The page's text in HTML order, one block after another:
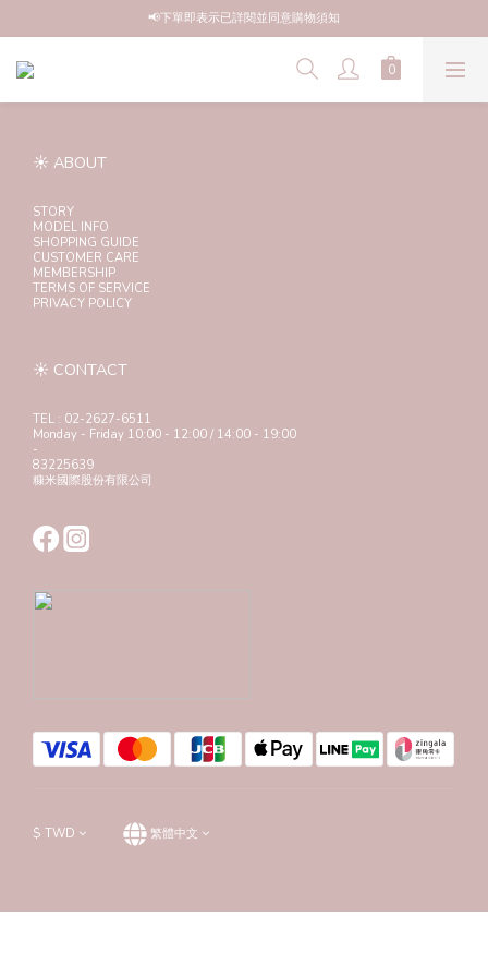
💗訊息將依序回覆，請勿重複私訊，以免影響處理順序💗
📢下單即表示已詳閱並同意購物須知
💗訊息將依序回覆，請勿重複私訊，以免影響處理順序💗
☀ ABOUT
STORY
MODEL INFO
SHOPPING GUIDE
CUSTOMER CARE
MEMBERSHIP
TERMS OF SERVICE
PRIVACY POLICY
☀ CONTACT
TEL : 02-2627-6511
Monday - Friday 10:00 - 12:00 / 14:00 - 19:00
-
83225639
糠米國際股份有限公司
$ TWD 繁體中文